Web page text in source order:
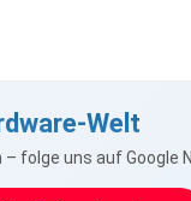
Welt
folge uns auf Google